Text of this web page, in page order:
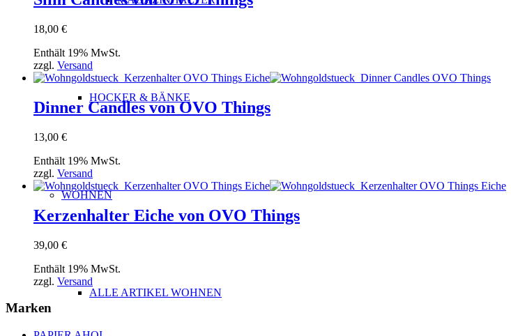
HOCKER & BÄNKE
WOHNEN
ALLE ARTIKEL WOHNEN
18,00 €
Enthält 19% MwSt.
zzgl. Versand
Dinner Candles von OVO Things
13,00 €
Enthält 19% MwSt.
zzgl. Versand
Kerzenhalter Eiche von OVO Things
39,00 €
Enthält 19% MwSt.
zzgl. Versand
Marken